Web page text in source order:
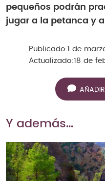
pequeños podrán
jugar a la petanca y
Publicado:1 de
Actualizado:18 de
Y además…